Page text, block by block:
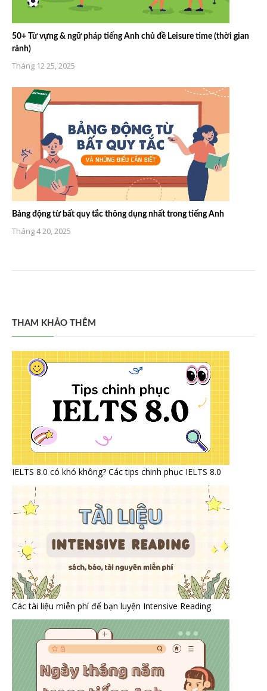
50+ Từ vựng & ngữ pháp tiếng Anh chủ đề Leisure time (thời gian
rảnh)
Tháng 12 25, 2025
Bảng động từ bất quy tắc thông dụng nhất trong tiếng Anh
Tháng 4 20, 2025
THAM KHẢO THÊM
IELTS 8.0 có khó không? Các tips chinh phục IELTS 8.0
Các tài liệu miễn phí để bạn luyện Intensive Reading